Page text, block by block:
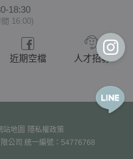
18:30
16:00)
近期空檔 人才招募
站地圖
隱私權政策
公司 統一編號：54776768